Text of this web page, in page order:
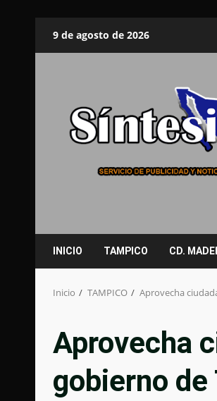
9 de agosto de 2026
INICIO TAMPICO CD.
Inicio TAMPICO Aprovecha
Aprovecha
gobierno